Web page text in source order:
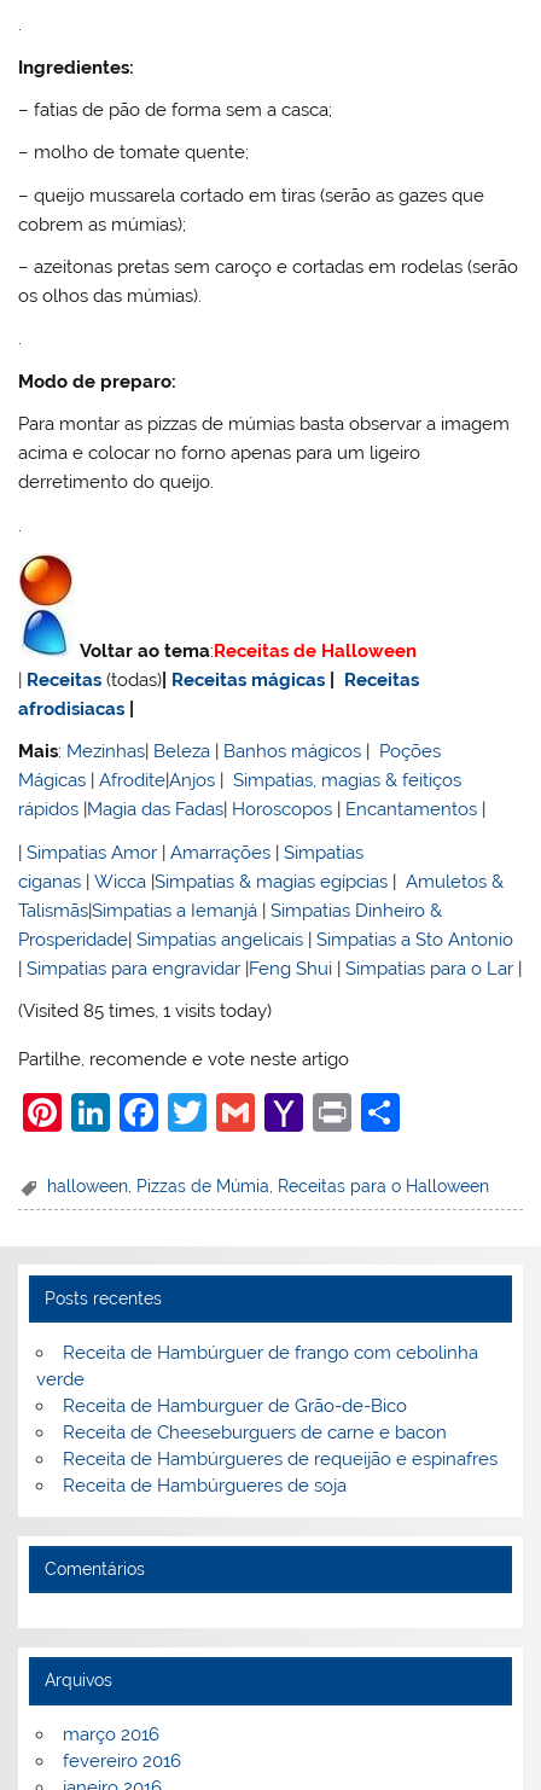
.
Ingredientes:
– fatias de pão de forma sem a casca;
– molho de tomate quente;
– queijo mussarela cortado em tiras (serão as gazes que
cobrem as múmias);
– azeitonas pretas sem caroço e cortadas em rodelas (serão
os olhos das múmias).
.
Modo de preparo:
Para montar as pizzas de múmias basta observar a imagem
acima e colocar no forno apenas para um ligeiro
derretimento do queijo.
.
Voltar ao tema:Receitas de Halloween
| Receitas (todas) Receitas mágicas
Receitas
afrodisiacas
Mais: Mezinhas Beleza Banhos mágicos
Poções
Mágicas |Afrodite|Anjos |Simpatias, magias & feitiços
rápidos Magia das Fadas Horoscopos Encantamentos
|Simpatias Amor |Amarrações |Simpatias
ciganas |Wicca |Simpatias & magias egípcias |Amuletos &
Talismãs|Simpatias a Iemanjá |Simpatias Dinheiro &
Prosperidade|Simpatias angelicais |Simpatias a Sto Antonio
|Simpatias para engravidar |Feng Shui |Simpatias para o Lar |
(Visited 85 times, 1 visits today)
Partilhe, recomende e vote neste artigo
Pi
er
st
Li
k
dI
n
F
c
b
o
o
T
itt
G
ai
Y
h
o
ai
Pr
t
ar
halloween Pizzas de Múmia Receitas para o Halloween
Posts recentes
Receita de Hambúrguer de frango com cebolinha
verde
Receita de Hamburguer de Grão-de-Bico
Receita de Cheeseburguers de carne e bacon
Receita de Hambúrgueres de requeijão e espinafres
Receita de Hambúrgueres de soja
Comentários
Arquivos
março 2016
fevereiro 2016